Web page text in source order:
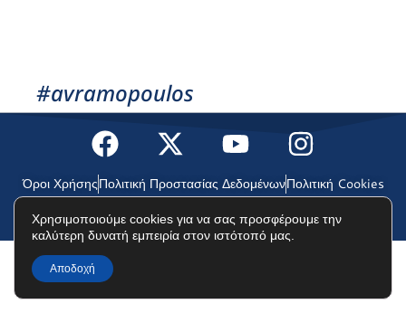
#avramopoulos
Όροι ΧρήσηςΠολιτική Προστασίας ΔεδομένωνΠολιτική Cookies
©2025 Δημήτρης Αβραμόπουλος
Χρησιμοποιούμε cookies για να σας προσφέρουμε την
καλύτερη δυνατή εμπειρία στον ιστότοπό μας.
Αποδοχή